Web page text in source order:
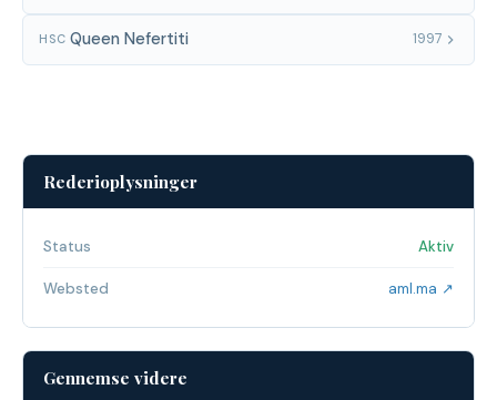
HSC Queen Nefertiti 1997
Rederioplysninger
Status Aktiv
Websted aml.ma ↗
Gennemse videre